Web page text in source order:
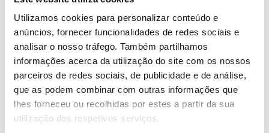
Utilizamos cookies para personalizar conteúdo e
anúncios, fornecer funcionalidades de redes sociais e
analisar o nosso tráfego. Também partilhamos
informações acerca da utilização do site com os nossos
parceiros de redes sociais, de publicidade e de análise,
que as podem combinar com outras informações que
lhes forneceu ou recolhidas por estes a partir da sua
utilização dos respetivos serviços.
empresas TI Link Consulting e Metacortex.
Doutorada em Engenharia Florestal (Universidade
Técnica de Lisboa, 2000), Paula Soares é Professora
Auxiliar no Instituto Superior de Agronomia, onde
leciona na área da Silvicultura e Inventário Florestal.
Tem sido responsável pela instalação e
monitorização de vários ensaios no país para as